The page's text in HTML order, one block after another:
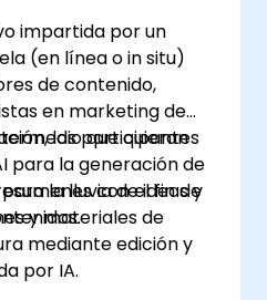
impartida por un
(en línea o in situ)
de contenido,
en marketing de
que quieran
para la generación de
con el fin de
y materiales de
los participantes
la lluvia de ideas y
mediante edición y
por IA.